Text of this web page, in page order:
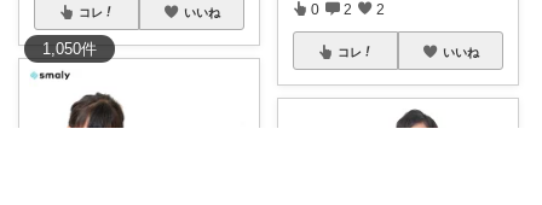
1,050件
コレ いいね 0 2 2
コレ いいね